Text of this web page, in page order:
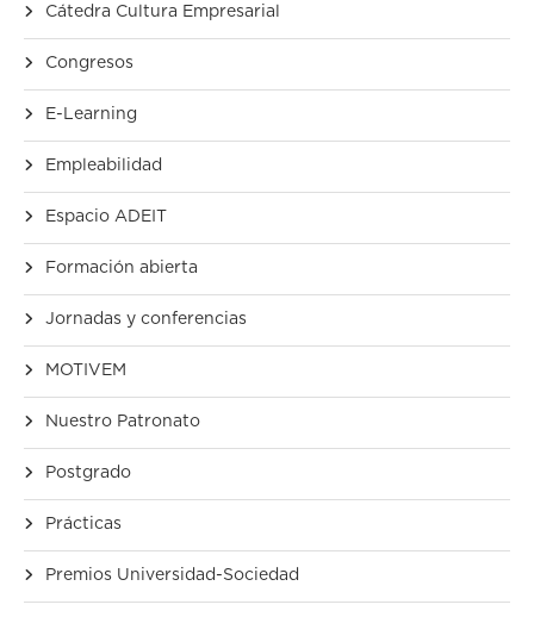
Cátedra Cultura Empresarial
Congresos
E-Learning
Empleabilidad
Espacio ADEIT
Formación abierta
Jornadas y conferencias
MOTIVEM
Nuestro Patronato
Postgrado
Prácticas
Premios Universidad-Sociedad